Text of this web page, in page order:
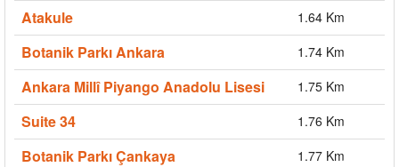
Atakule 1.64 Km
Botanik Parkı Ankara 1.74 Km
Ankara Millî Piyango Anadolu Lisesi 1.75 Km
Suite 34 1.76 Km
Botanik Parkı Çankaya 1.77 Km